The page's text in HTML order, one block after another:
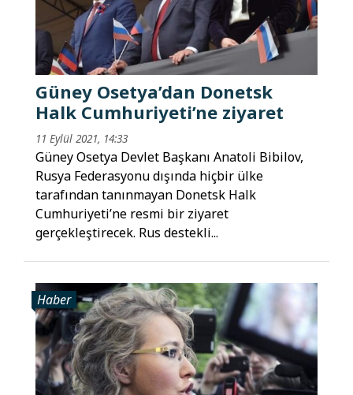
Güney Osetya’dan Donetsk
Halk Cumhuriyeti’ne ziyaret
11 Eylül 2021, 14:33
Güney Osetya Devlet Başkanı Anatoli Bibilov,
Rusya Federasyonu dışında hiçbir ülke
tarafından tanınmayan Donetsk Halk
Cumhuriyeti’ne resmi bir ziyaret
gerçekleştirecek. Rus destekli...
Haber